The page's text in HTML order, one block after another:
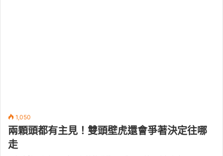
1,050
兩顆頭都有主見！雙頭壁虎還會爭著決定往哪
走